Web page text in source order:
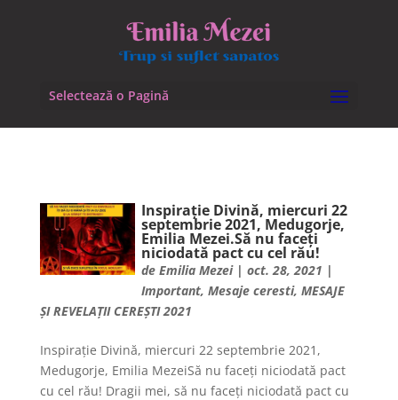
Selectează o Pagină
Inspirație Divină, miercuri 22
septembrie 2021, Medugorje,
Emilia Mezei.Să nu faceți
niciodată pact cu cel rău!
deEmilia Mezei|oct. 28, 2021 |
Important,Mesaje ceresti,MESAJE
ȘI REVELAȚII CEREȘTI 2021
Inspirație Divină, miercuri 22 septembrie 2021,
Medugorje, Emilia MezeiSă nu faceți niciodată pact
cu cel rău! Dragii mei, să nu faceți niciodată pact cu